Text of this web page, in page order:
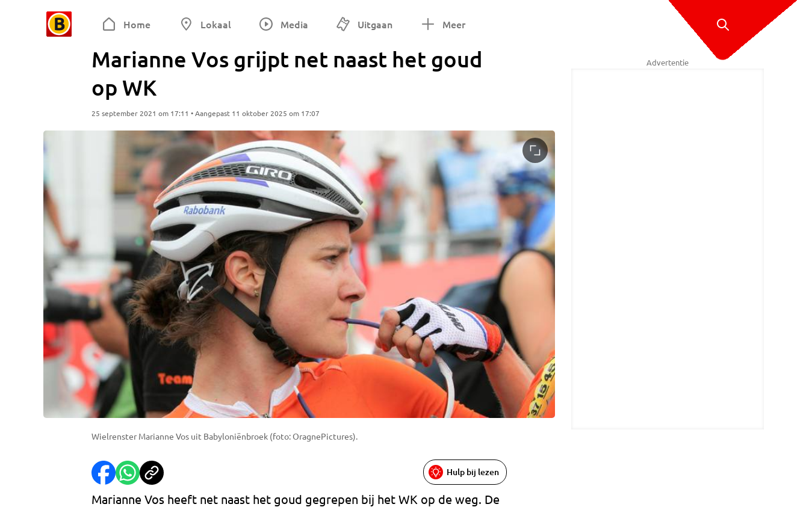
Home Lokaal Media Uitgaan Meer
Marianne Vos grijpt net naast het goud
op WK
25 september 2021 om 17:11 • Aangepast 11 oktober 2025 om 17:07
Wielrenster Marianne Vos uit Babyloniënbroek (foto: OragnePictures).
Hulp bij lezen
Marianne Vos heeft net naast het goud gegrepen bij het WK op de weg. De
Advertentie